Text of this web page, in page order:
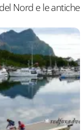
Nord e le antiche